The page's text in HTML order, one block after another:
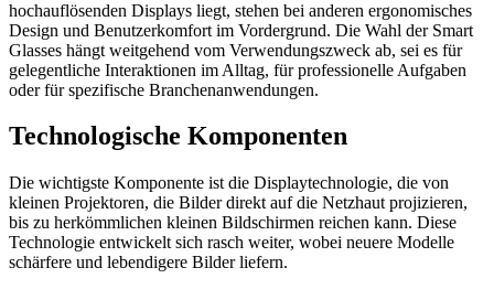
hochauflösenden Displays liegt, stehen bei anderen ergonomisches
Design und Benutzerkomfort im Vordergrund. Die Wahl der Smart
Glasses hängt weitgehend vom Verwendungszweck ab, sei es für
gelegentliche Interaktionen im Alltag, für professionelle Aufgaben
oder für spezifische Branchenanwendungen.
Technologische Komponenten
Die wichtigste Komponente ist die Displaytechnologie, die von
kleinen Projektoren, die Bilder direkt auf die Netzhaut projizieren,
bis zu herkömmlichen kleinen Bildschirmen reichen kann. Diese
Technologie entwickelt sich rasch weiter, wobei neuere Modelle
schärfere und lebendigere Bilder liefern.